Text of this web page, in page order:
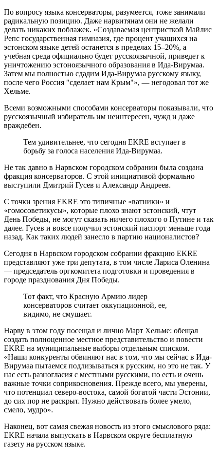
По вопросу языка консерваторы, разумеется, тоже занимали
радикальную позицию. Даже нарвитянам они не желали
делать никаких поблажек. «Создаваемая центристкой Майлис
Репс государственная гимназия, где процент учащихся на
эстонском языке детей останется в пределах 15–20%, а
учебная среда официально будет русскоязычной, приведет к
уничтожению эстоноязычного образования в Ида-Вирумаа.
Затем мы полностью сдадим Ида-Вирумаа русскому языку,
после чего Россия "сделает нам Крым"», — негодовал тот же
Хельме.
Всеми возможными способами консерваторы показывали, что
русскоязычный избиратель им неинтересен, чужд и даже
враждебен.
Тем удивительнее, что сегодня EKRE вступает в
борьбу за голоса населения Ида-Вирумаа.
Не так давно в Нарвском городском собрании была создана
фракция консерваторов. С этой инициативой формально
выступили Дмитрий Гусев и Александр Андреев.
С точки зрения EKRE это типичные «ватники» и
«гомосоветикусы», которые плохо знают эстонский, чтут
День Победы, не могут сказать ничего плохого о Путине и так
далее. Гусев и вовсе получил эстонский паспорт меньше года
назад. Как таких людей занесло в партию националистов?
Сегодня в Нарвском городском собрании фракцию EKRE
представляют уже три депутата, в том числе Лариса Оленина
— председатель оргкомитета подготовки и проведения в
городе празднования Дня Победы.
Тот факт, что Красную Армию лидер
консерваторов считает оккупационной, ее,
видимо, не смущает.
Нарву в этом году посещал и лично Март Хельме: обещал
создать полноценное местное представительство и повести
EKRE на муниципальные выборы отдельным списком.
«Наши конкуренты обвиняют нас в том, что мы сейчас в Ида-
Вирумаа пытаемся подлизываться к русским, но это не так. У
нас есть разногласия с местными русскими, но есть и очень
важные точки соприкосновения. Прежде всего, мы уверены,
что потенциал северо-востока, самой богатой части Эстонии,
до сих пор не раскрыт. Нужно действовать более умело,
смело, мудро».
Наконец, вот самая свежая новость из этого смыслового ряда:
EKRE начала выпускать в Нарвском округе бесплатную
газету на русском языке.